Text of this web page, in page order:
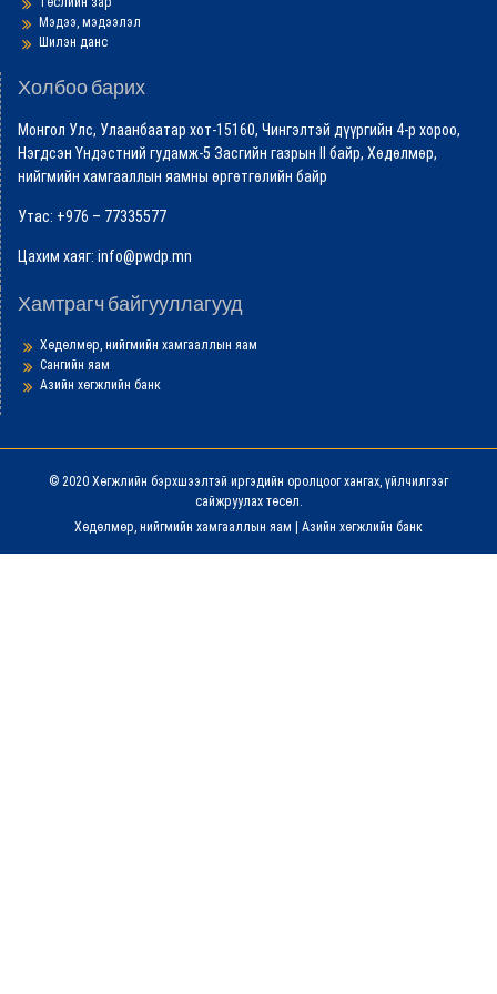
Мэдээ, мэдээлэл
Шилэн данс
Холбоо барих
Монгол Улс, Улаанбаатар хот-15160, Чингэлтэй дүүргийн 4-р хороо,
Нэгдсэн Үндэстний гудамж-5 Засгийн газрын II байр, Хөдөлмөр,
нийгмийн хамгааллын яамны өргөтгөлийн байр
Утас: +976 – 77335577
Цахим хаяг: info@pwdp.mn
Хамтрагч байгууллагууд
Хөдөлмөр, нийгмийн хамгааллын яам
Сангийн яам
Азийн хөгжлийн банк
© 2020 Хөгжлийн бэрхшээлтэй иргэдийн оролцоог хангах, үйлчилгээг
сайжруулах төсөл.
Хөдөлмөр, нийгмийн хамгааллын яам
Азийн хөгжлийн банк